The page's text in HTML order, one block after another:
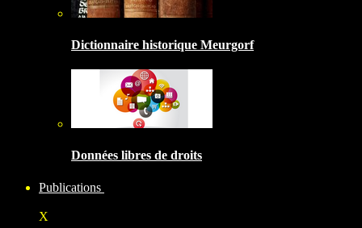
Dictionnaire historique Meurgorf
Données libres de droits
Publications
X